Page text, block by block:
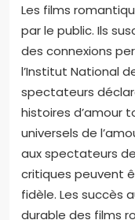
Les films
par le public. Ils
des connexions
l’Institut National
spectateurs
histoires d’amour
universels de
aux spectateurs
critiques peuvent
fidèle. Les succès
durable des films